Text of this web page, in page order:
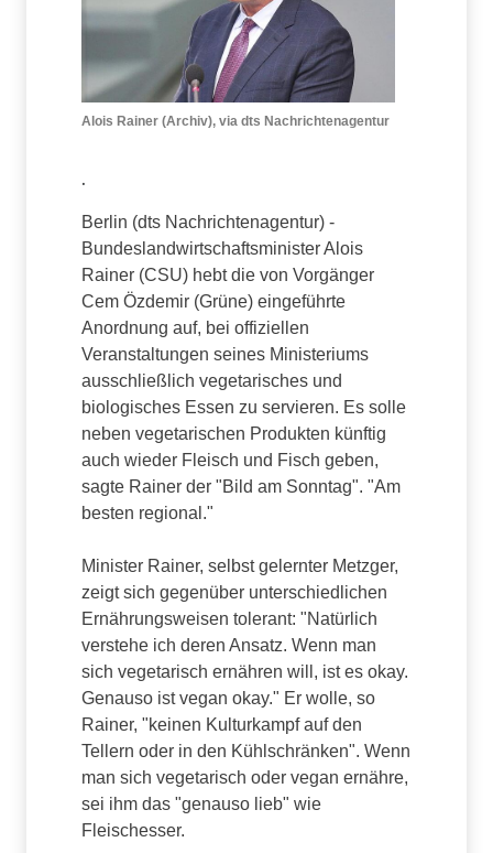
Alois Rainer (Archiv), via dts Nachrichtenagentur
.
Berlin (dts Nachrichtenagentur) -
Bundeslandwirtschaftsminister Alois
Rainer (CSU) hebt die von Vorgänger
Cem Özdemir (Grüne) eingeführte
Anordnung auf, bei offiziellen
Veranstaltungen seines Ministeriums
ausschließlich vegetarisches und
biologisches Essen zu servieren. Es solle
neben vegetarischen Produkten künftig
auch wieder Fleisch und Fisch geben,
sagte Rainer der "Bild am Sonntag". "Am
besten regional."
Minister Rainer, selbst gelernter Metzger,
zeigt sich gegenüber unterschiedlichen
Ernährungsweisen tolerant: "Natürlich
verstehe ich deren Ansatz. Wenn man
sich vegetarisch ernähren will, ist es okay.
Genauso ist vegan okay." Er wolle, so
Rainer, "keinen Kulturkampf auf den
Tellern oder in den Kühlschränken". Wenn
man sich vegetarisch oder vegan ernähre,
sei ihm das "genauso lieb" wie
Fleischesser.